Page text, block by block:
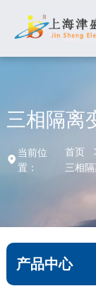
三相隔离
当前位
置：
首页
三相
产品中心